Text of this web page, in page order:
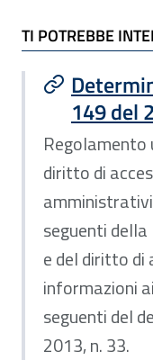
TI POTREBBE
TI POTREBBE
149 del
Regolamento
diritto di
seguenti
e del diritto di
informazioni
seguenti del
2013, n. 33.